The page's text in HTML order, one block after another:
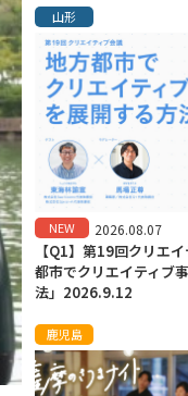
山形
NEW 2026.08.07
【Q1】第19回クリエ
都市でクリエイティブ
法」2026.9.12
鹿児島